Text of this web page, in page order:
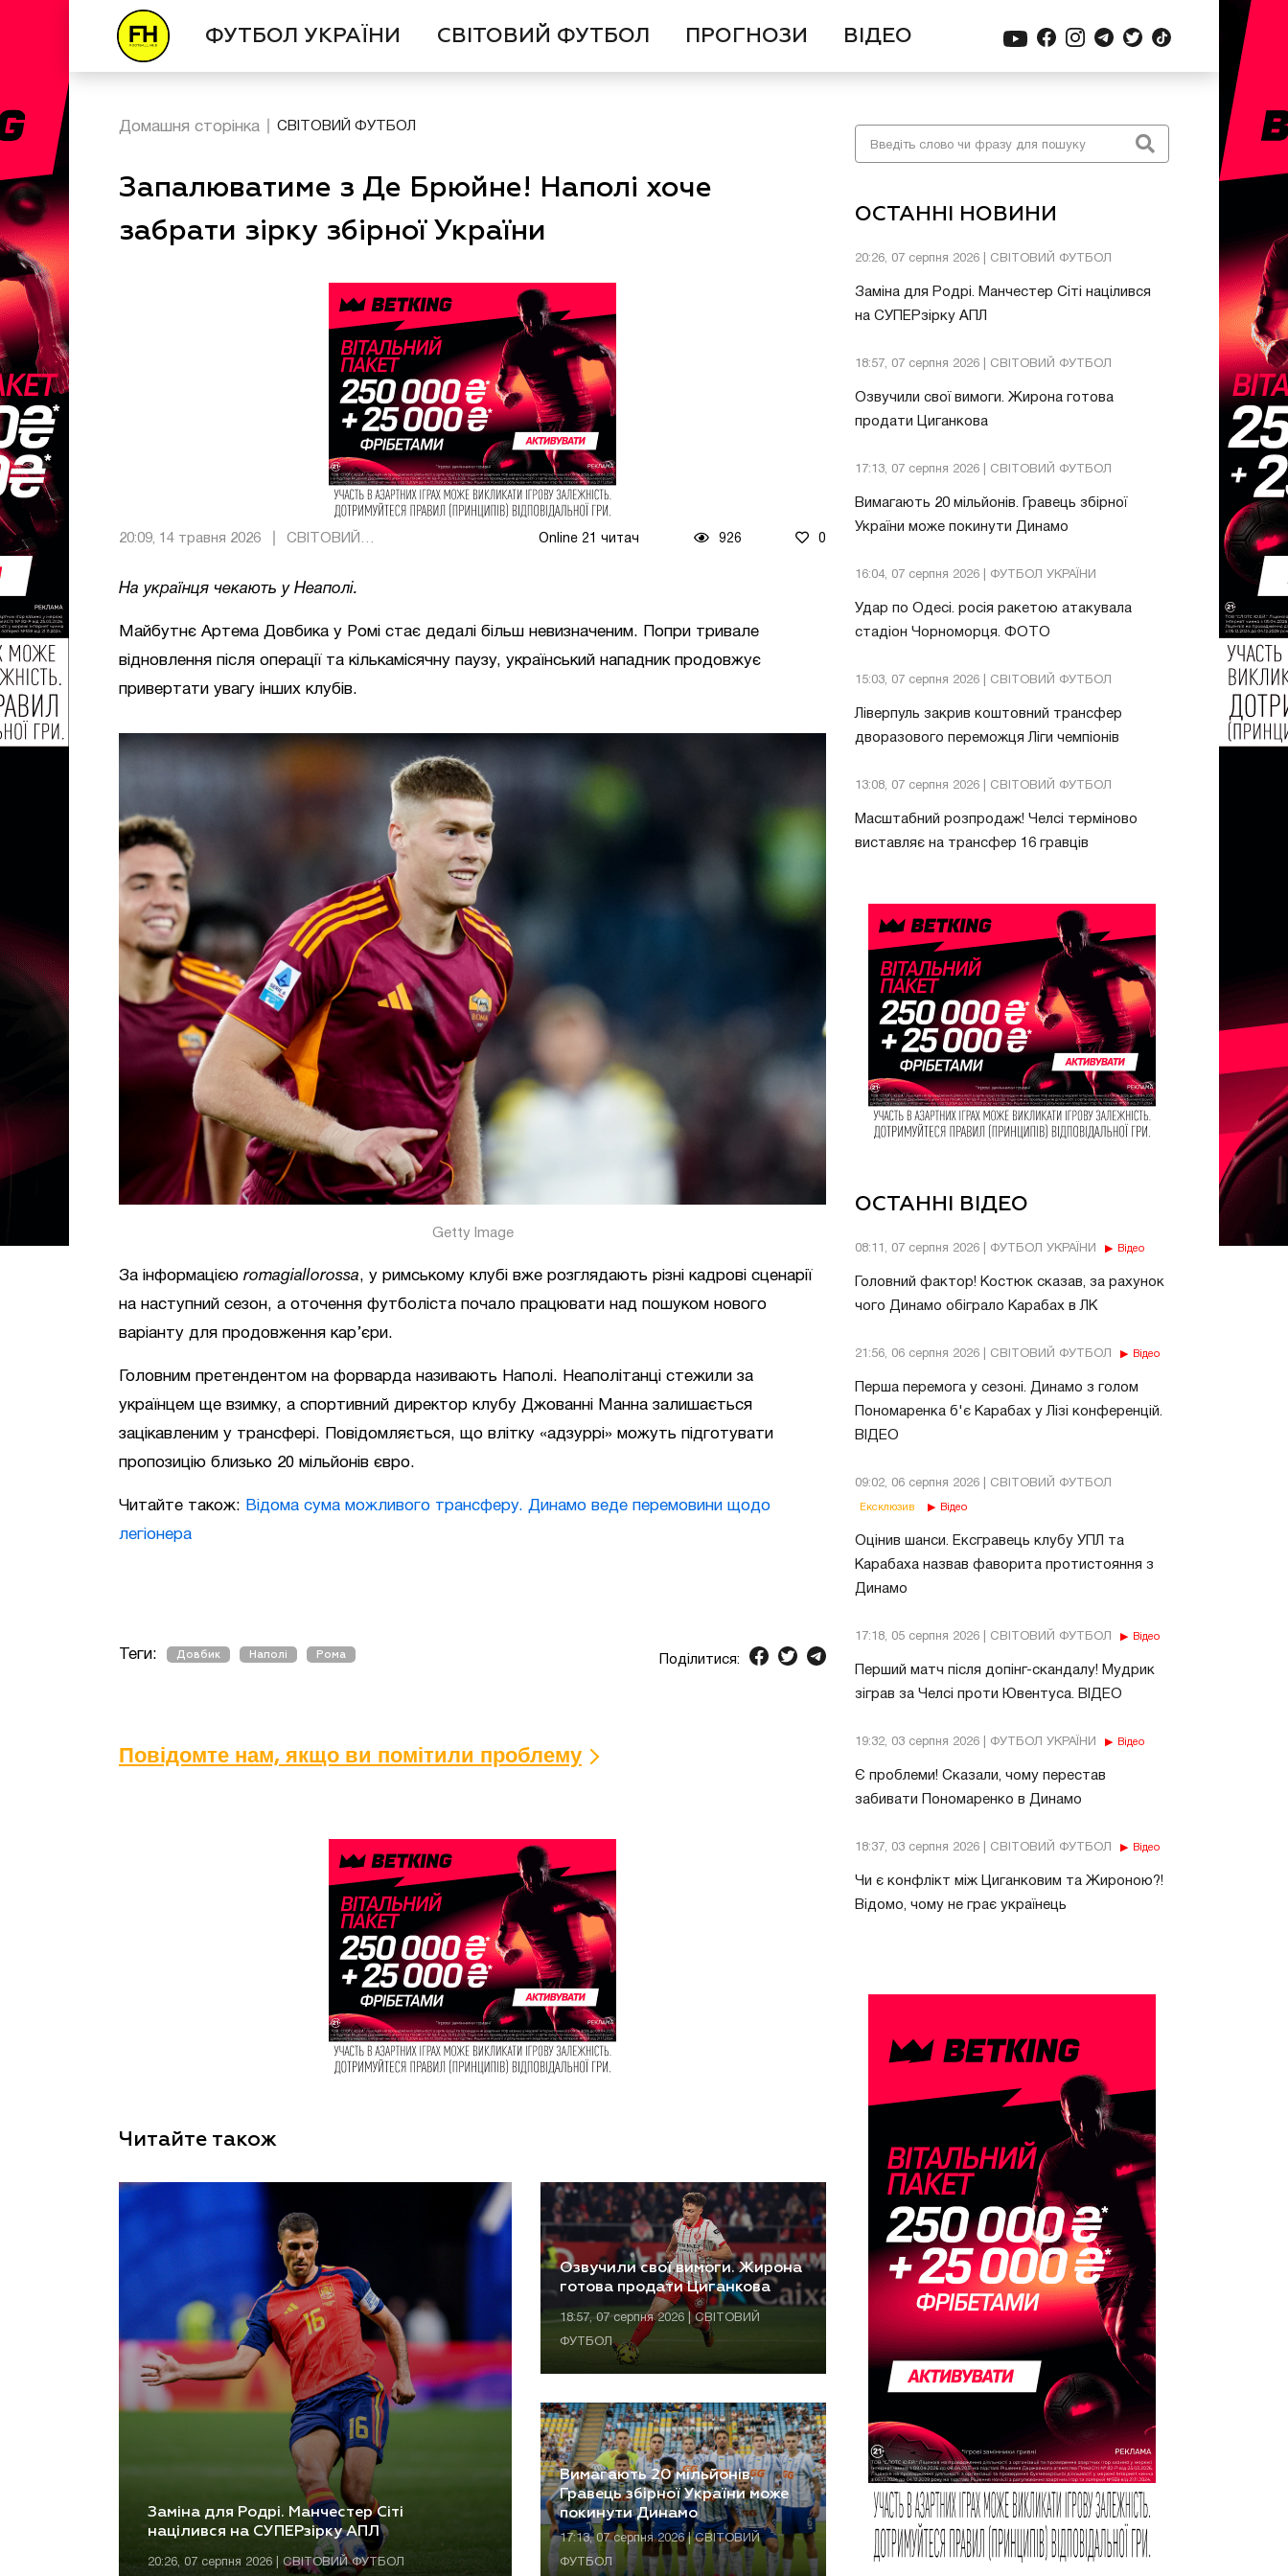
ФУТБОЛ УКРАЇНИ СВІТОВИЙ ФУТБОЛ ПРОГНОЗИ ВІДЕО
ОСТАННІ НОВИНИ
20:26, 07 серпня 2026 | СВІТОВИЙ ФУТБОЛ
Заміна для Родрі. Манчестер Сіті націлився
на СУПЕРзірку АПЛ
18:57, 07 серпня 2026 | СВІТОВИЙ ФУТБОЛ
Озвучили свої вимоги. Жирона готова
продати Циганкова
17:13, 07 серпня 2026 | СВІТОВИЙ ФУТБОЛ
Вимагають 20 мільйонів. Гравець збірної
України може покинути Динамо
16:04, 07 серпня 2026 | ФУТБОЛ УКРАЇНИ
Удар по Одесі. росія ракетою атакувала
стадіон Чорноморця. ФОТО
15:03, 07 серпня 2026 | СВІТОВИЙ ФУТБОЛ
Ліверпуль закрив коштовний трансфер
дворазового переможця Ліги чемпіонів
13:08, 07 серпня 2026 | СВІТОВИЙ ФУТБОЛ
Масштабний розпродаж! Челсі терміново
виставляє на трансфер 16 гравців
ОСТАННІ ВІДЕО
08:11, 07 серпня 2026 | ФУТБОЛ УКРАЇНИ Відео
Головний фактор! Костюк сказав, за рахунок
чого Динамо обіграло Карабах в ЛК
21:56, 06 серпня 2026 | СВІТОВИЙ ФУТБОЛ Відео
Перша перемога у сезоні. Динамо з голом
Пономаренка б'є Карабах у Лізі конференцій.
ВІДЕО
09:02, 06 серпня 2026 | СВІТОВИЙ ФУТБОЛ
Ексклюзив Відео
Оцінив шанси. Ексгравець клубу УПЛ та
Карабаха назвав фаворита протистояння з
Динамо
17:18, 05 серпня 2026 | СВІТОВИЙ ФУТБОЛ Відео
Перший матч після допінг-скандалу! Мудрик
зіграв за Челсі проти Ювентуса. ВІДЕО
19:32, 03 серпня 2026 | ФУТБОЛ УКРАЇНИ Відео
Є проблеми! Сказали, чому перестав
забивати Пономаренко в Динамо
18:37, 03 серпня 2026 | СВІТОВИЙ ФУТБОЛ Відео
Чи є конфлікт між Циганковим та Жироною?!
Відомо, чому не грає українець
Домашня сторінка СВІТОВИЙ ФУТБОЛ
Запалюватиме з Де Брюйне! Наполі хоче
забрати зірку збірної України
20:09, 14 травня 2026 Online 21 читач 926 0
На українця чекають у Неаполі.
Майбутнє Артема Довбика у Ромі стає дедалі більш невизначеним. Попри тривале
відновлення після операції та кількамісячну паузу, український нападник продовжує
привертати увагу інших клубів.
Getty Image
За інформацією romagiallorossa, у римському клубі вже розглядають різні кадрові сценарії
на наступний сезон, а оточення футболіста почало працювати над пошуком нового
варіанту для продовження кар’єри.
Головним претендентом на форварда називають Наполі. Неаполітанці стежили за
українцем ще взимку, а спортивний директор клубу Джованні Манна залишається
зацікавленим у трансфері. Повідомляється, що влітку «адзуррі» можуть підготувати
пропозицію близько 20 мільйонів євро.
Читайте також: Відома сума можливого трансферу. Динамо веде перемовини щодо
легіонера
Теги: Довбик Наполі Рома Поділитися:
Повідомте нам, якщо ви помітили проблему
Читайте також
Заміна для Родрі. Манчестер Сіті
націлився на СУПЕРзірку АПЛ
20:26, 07 серпня 2026 | СВІТОВИЙ ФУТБОЛ
Озвучили свої вимоги. Жирона
готова продати Циганкова
18:57, 07 серпня 2026 | СВІТОВИЙ
ФУТБОЛ
Вимагають 20 мільйонів.
Гравець збірної України може
покинути Динамо
17:13, 07 серпня 2026 | СВІТОВИЙ
ФУТБОЛ